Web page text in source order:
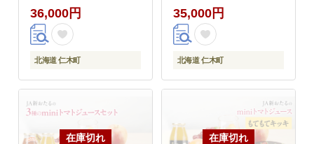
[くだものの笠井園]
36,000円
北海道 仁木町
35,000円
北海道 仁木町